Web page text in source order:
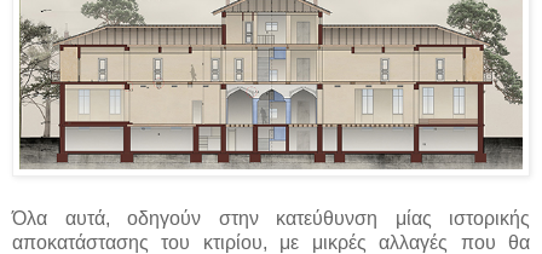
Όλα αυτά, οδηγούν στην κατεύθυνση μίας ιστορικής
αποκατάστασης του κτιρίου, με μικρές αλλαγές που θα